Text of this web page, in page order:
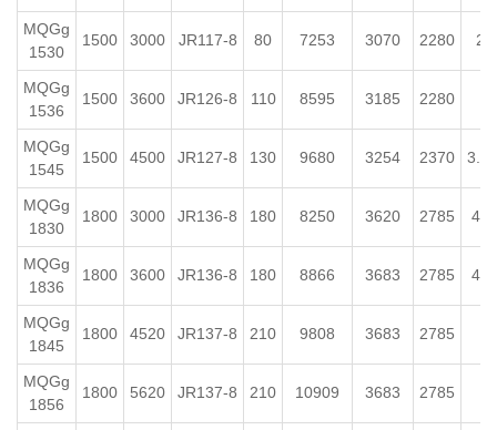
MQGg
1530
1500 3000 JR117-8 80 7253 3070 2280
MQGg
1536
1500 3600 JR126-8 110 8595 3185 2280
MQGg
1545
1500 4500 JR127-8 130 9680 3254 2370
MQGg
1830
1800 3000 JR136-8 180 8250 3620 2785 4.5
MQGg
1836
1800 3600 JR136-8 180 8866 3683 2785 4.5
MQGg
1845
1800 4520 JR137-8 210 9808 3683 2785
MQGg
1856
1800 5620 JR137-8 210 10909 3683 2785